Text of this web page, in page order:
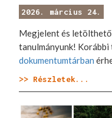
2026. március 24.
Megjelent és
tanulmányunk! Korábbi
dokumentumtárban
>> Részletek...